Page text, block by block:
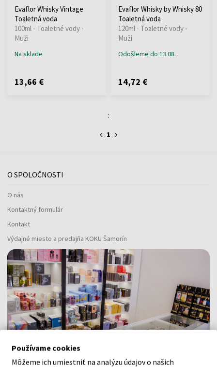
Evaflor Whisky Vintage
Toaletná voda
100ml - Toaletné vody -
Muži
Na sklade
13,66 €
Evaflor Whisky by Whisky 80
Toaletná voda
120ml - Toaletné vody -
Muži
Odošleme do 13.08.
14,72 €
:
1
O SPOLOČNOSTI
O nás
Kontaktný formulár
Kontakt
Výdajné miesto a predajňa KOKU Šamorín
Používame cookies
Môžeme ich umiestniť na analýzu údajov o našich